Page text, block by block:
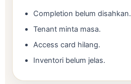
Completion belum disahkan.
Tenant minta masa.
Access card hilang.
Inventori belum jelas.